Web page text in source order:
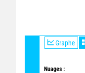
Graphe
Nuages :